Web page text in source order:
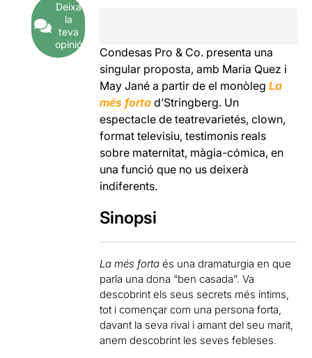
Deixa
la
teva
opinió
Condesas Pro & Co. presenta una
singular proposta, amb Maria Quez i
May Jané a partir de el monòlegLa
més forta d’Stringberg. Un
espectacle de teatrevarietés, clown,
format televisiu, testimonis reals
sobre maternitat, màgia-cómica, en
una funció que no us deixerà
indiferents.
Sinopsi
La més forta és una dramaturgia en que
parla una dona “ben casada”. Va
descobrint els seus secrets més íntims,
tot i començar com una persona forta,
davant la seva rival i amant del seu marit,
anem descobrint les seves febleses.